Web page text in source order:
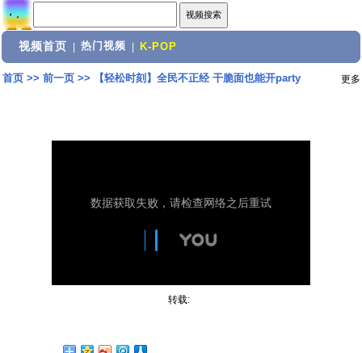
视频首页 热门视频 K-POP
首页>> 前一页>> 【轻松时刻】全民不正经 干脆面也能开party 更多
转载: